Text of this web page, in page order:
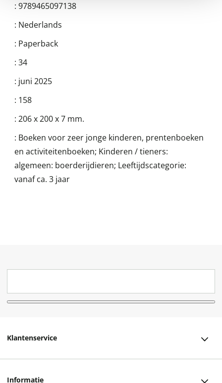
: 9789465097138
: Nederlands
: Paperback
: 34
: juni 2025
: 158
: 206 x 200 x 7 mm.
: Boeken voor zeer jonge kinderen, prentenboeken
en activiteitenboeken; Kinderen / tieners:
algemeen: boerderijdieren; Leeftijdscategorie:
vanaf ca. 3 jaar
Klantenservice
Informatie